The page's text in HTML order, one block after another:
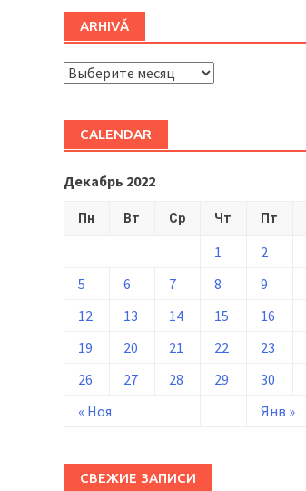
ARHIVĂ
ARHIVĂ
CALENDAR
Декабрь 2022
Пн Вт Ср Чт Пт
« Ноя Янв »
1 2
5
6 7 8 9
12
13 14 15 16
19
20 21 22 23
26
27 28 29 30
СВЕЖИЕ ЗАПИСИ